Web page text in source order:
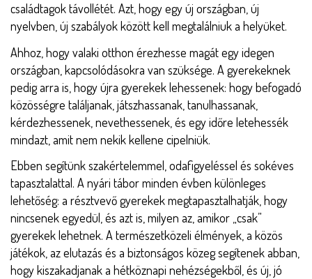
családtagok távollétét. Azt, hogy egy új országban, új
nyelvben, új szabályok között kell megtalálniuk a helyüket.
Ahhoz, hogy valaki otthon érezhesse magát egy idegen
országban, kapcsolódásokra van szüksége. A gyerekeknek
pedig arra is, hogy újra gyerekek lehessenek: hogy befogadó
közösségre találjanak, játszhassanak, tanulhassanak,
kérdezhessenek, nevethessenek, és egy időre letehessék
mindazt, amit nem nekik kellene cipelniük.
Ebben segítünk szakértelemmel, odafigyeléssel és sokéves
tapasztalattal. A nyári tábor minden évben különleges
lehetőség: a résztvevő gyerekek megtapasztalhatják, hogy
nincsenek egyedül, és azt is, milyen az, amikor „csak”
gyerekek lehetnek. A természetközeli élmények, a közös
játékok, az elutazás és a biztonságos közeg segítenek abban,
hogy kiszakadjanak a hétköznapi nehézségekből, és új, jó